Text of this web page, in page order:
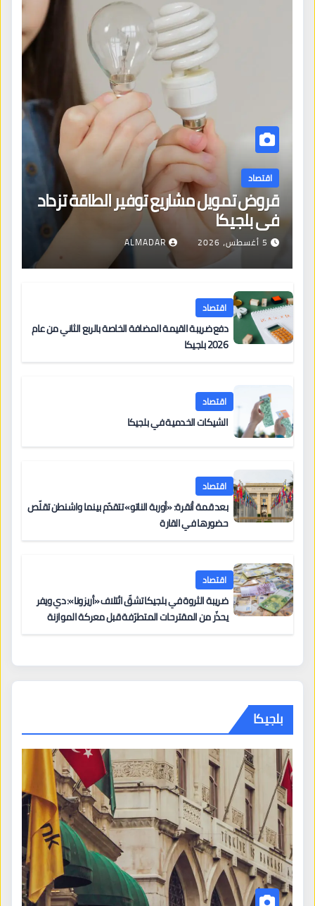
اقتصاد
قروض تمويل مشاريع توفير الطاقة تزداد
في بلجيكا
5 أغسطس، 2026 ALMADAR
اقتصاد
دفع ضريبة القيمة المضافة الخاصة بالربع الثاني من عام
2026 بلجيكا
اقتصاد
الشيكات الخدمية في بلجيكا
اقتصاد
بعد قمة أنقرة: «أوربة الناتو» تتقدّم بينما واشنطن تقلّص
حضورها في القارة
اقتصاد
ضريبة الثروة في بلجيكا تشقّ ائتلاف «أريزونا»: دي ويفر
يحذّر من المقترحات المتطرّفة قبل معركة الموازنة
بلجيكا